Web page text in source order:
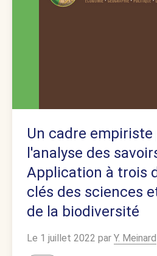
Un cadre empiriste
l'analyse des
Application à trois
clés des sciences
de la biodiversité
Le 1 juillet 2022 par Y. Meinard